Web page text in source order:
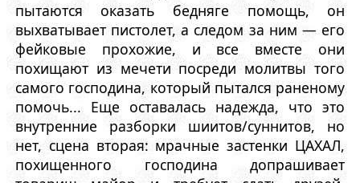
пытаются оказать бедняге помощь, он
выхватывает пистолет, а следом за ним — его
фейковые прохожие, и все вместе они
похищают из мечети посреди молитвы того
самого господина, который пытался раненому
помочь... Еще оставалась надежда, что это
внутренние разборки шиитов/суннитов, но
нет, сцена вторая: мрачные застенки ЦАХАЛ,
похищенного господина допрашивает